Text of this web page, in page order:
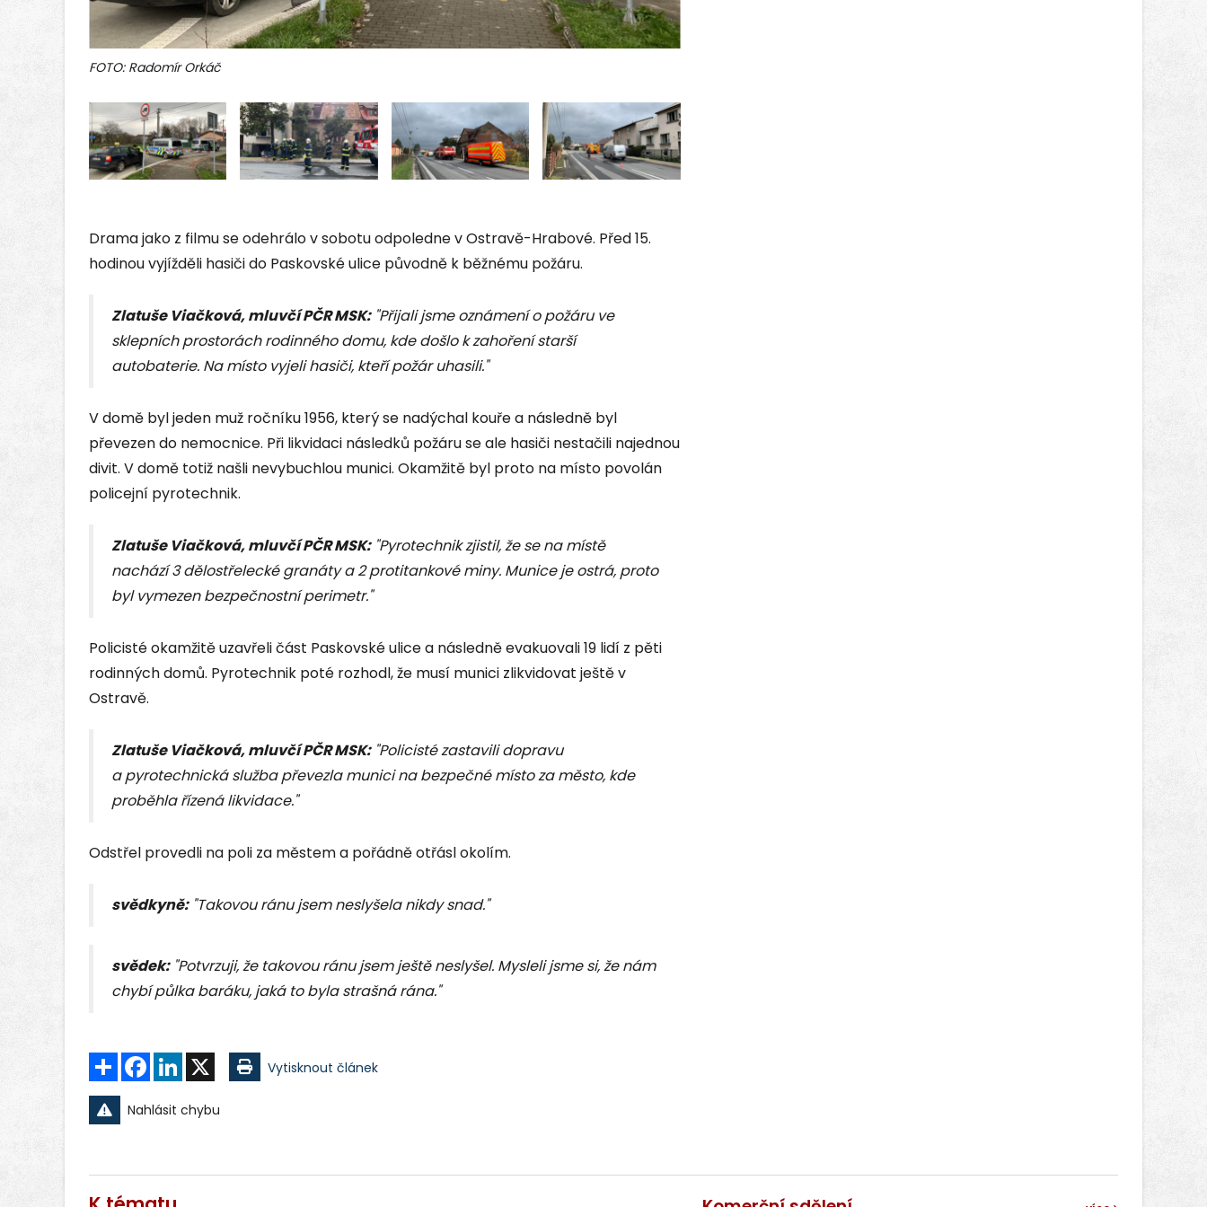
FOTO: Radomír Orkáč
Drama jako z filmu se odehrálo v sobotu odpoledne v Ostravě-Hrabové. Před 15.
hodinou vyjížděli hasiči do Paskovské ulice původně k běžnému požáru.
Zlatuše Viačková, mluvčí PČR MSK:"Přijali jsme oznámení o požáru ve
sklepních prostorách rodinného domu, kde došlo k zahoření starší
autobaterie. Na místo vyjeli hasiči, kteří požár uhasili."
V domě byl jeden muž ročníku 1956, který se nadýchal kouře a následně byl
převezen do nemocnice. Při likvidaci následků požáru se ale hasiči nestačili najednou
divit. V domě totiž našli nevybuchlou munici. Okamžitě byl proto na místo povolán
policejní pyrotechnik.
Zlatuše Viačková, mluvčí PČR MSK:"Pyrotechnik zjistil, že se na místě
nachází 3 dělostřelecké granáty a 2 protitankové miny. Munice je ostrá, proto
byl vymezen bezpečnostní perimetr."
Policisté okamžitě uzavřeli část Paskovské ulice a následně evakuovali 19 lidí z pěti
rodinných domů. Pyrotechnik poté rozhodl, že musí munici zlikvidovat ještě v
Ostravě.
Zlatuše Viačková, mluvčí PČR MSK:"Policisté zastavili dopravu
a pyrotechnická služba převezla munici na bezpečné místo za město, kde
proběhla řízená likvidace."
Odstřel provedli na poli za městem a pořádně otřásl okolím.
svědkyně:"Takovou ránu jsem neslyšela nikdy snad."
svědek:"Potvrzuji, že takovou ránu jsem ještě neslyšel. Mysleli jsme si, že nám
chybí půlka baráku, jaká to byla strašná rána."
Sdílet FacebookLinkedIn Vytisknout článek
Nahlásit chybu